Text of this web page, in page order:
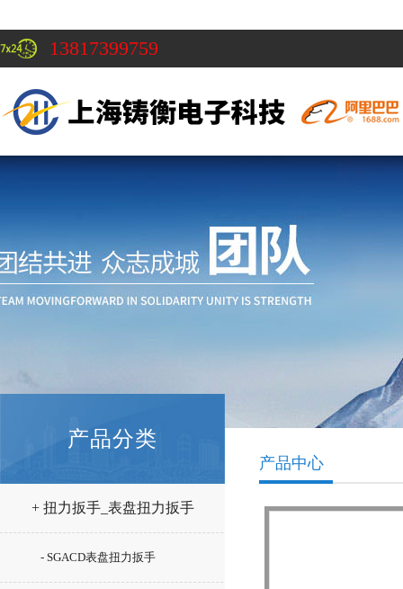
13817399759
产品分类
+ 扭力扳手_表盘扭力扳手
- SGACD表盘扭力扳手
产品中心